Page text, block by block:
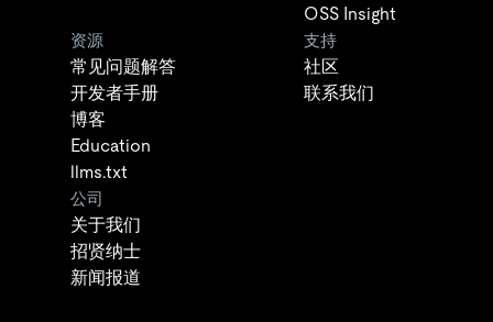
OSS Insight
资源
常见问题解答
开发者手册
博客
Education
llms.txt
支持
社区
联系我们
公司
关于我们
招贤纳士
新闻报道